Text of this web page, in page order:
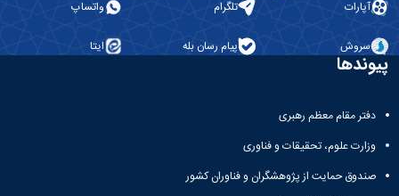
آپارات تلگرام واتساپ
سروش پیام رسان بله ایتا
پیوندها
دفتر مقام معظم رهبری
وزارت علوم، تحقیقات و فناوری
صندوق حمایت از پژوهشگران و فناوران کشور